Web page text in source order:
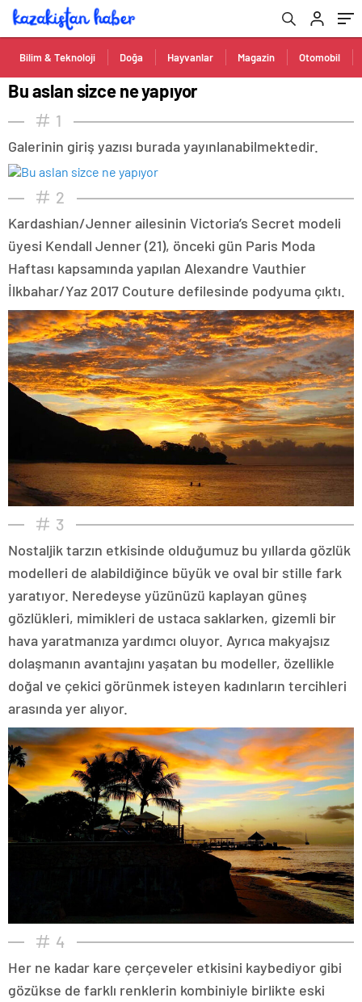
Bilim & Teknoloji Doğa Hayvanlar Magazin Otomobil
Bu aslan sizce ne yapıyor
1
Galerinin giriş yazısı burada yayınlanabilmektedir.
2
Kardashian/Jenner ailesinin Victoria’s Secret modeli
üyesi Kendall Jenner (21), önceki gün Paris Moda
Haftası kapsamında yapılan Alexandre Vauthier
İlkbahar/Yaz 2017 Couture defilesinde podyuma çıktı.
3
Nostaljik tarzın etkisinde olduğumuz bu yıllarda gözlük
modelleri de alabildiğince büyük ve oval bir stille fark
yaratıyor. Neredeyse yüzünüzü kaplayan güneş
gözlükleri, mimikleri de ustaca saklarken, gizemli bir
hava yaratmanıza yardımcı oluyor. Ayrıca makyajsız
dolaşmanın avantajını yaşatan bu modeller, özellikle
doğal ve çekici görünmek isteyen kadınların tercihleri
arasında yer alıyor.
4
Her ne kadar kare çerçeveler etkisini kaybediyor gibi
gözükse de farklı renklerin kombiniyle birlikte eski